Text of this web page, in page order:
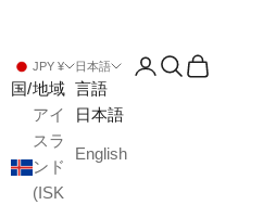
JPY ¥
国/地域
アイ
スラ
ンド
(ISK
日本語
言語
日本語
English
アカウントペー
検索を開く
カートを